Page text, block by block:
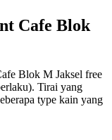
Cafe Blok
Blok M Jaksel free
Tirai yang
type kain yang